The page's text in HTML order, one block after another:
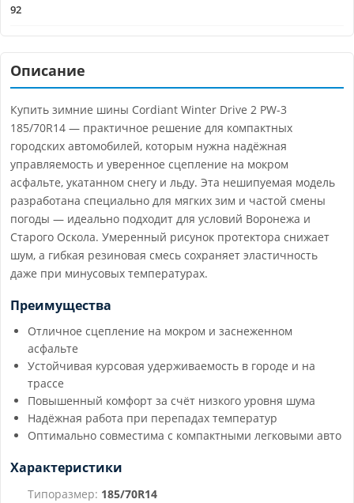
92
Описание
Купить зимние шины Cordiant Winter Drive 2 PW-3
185/70R14 — практичное решение для компактных
городских автомобилей, которым нужна надёжная
управляемость и уверенное сцепление на мокром
асфальте, укатанном снегу и льду. Эта нешипуемая модель
разработана специально для мягких зим и частой смены
погоды — идеально подходит для условий Воронежа и
Старого Оскола. Умеренный рисунок протектора снижает
шум, а гибкая резиновая смесь сохраняет эластичность
даже при минусовых температурах.
Преимущества
Отличное сцепление на мокром и заснеженном
асфальте
Устойчивая курсовая удерживаемость в городе и на
трассе
Повышенный комфорт за счёт низкого уровня шума
Надёжная работа при перепадах температур
Оптимально совместима с компактными легковыми авто
Характеристики
Типоразмер: 185/70R14